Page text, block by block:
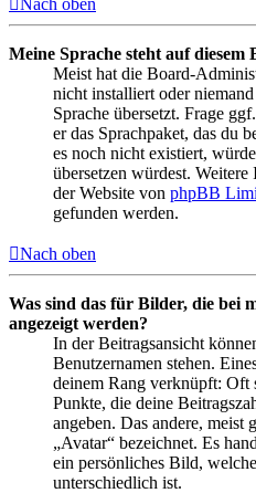
Nach oben
Meine Sprache steht auf
Meist hat die Board-
nicht installiert oder
Sprache übersetzt. Frage
er das Sprachpaket, das du
es noch nicht existiert,
übersetzen würdest.
der Website von phpBB
gefunden werden.
Nach oben
Was sind das für Bilder, die bei
angezeigt werden?
In der Beitragsansicht
Benutzernamen stehen.
deinem Rang verknüpft: Oft
Punkte, die deine
angeben. Das andere,
„Avatar“ bezeichnet. Es
ein persönliches Bild,
unterschiedlich ist.